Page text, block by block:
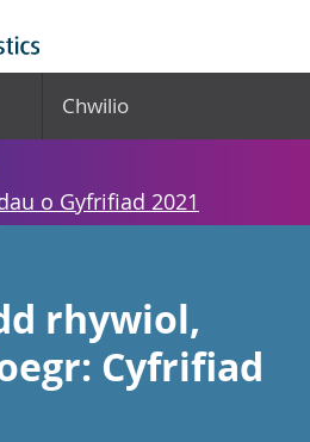
Chwilio
o Gyfrifiad 2021
rhywiol,
Cyfrifiad